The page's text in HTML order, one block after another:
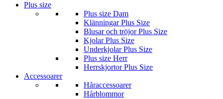
Plus size
Plus size Dam
Klänningar Plus Size
Blusar och tröjor Plus Size
Kjolar Plus Size
Underkjolar Plus Size
Plus size Herr
Herrskjortor Plus Size
Accessoarer
Håraccessoarer
Hårblommor